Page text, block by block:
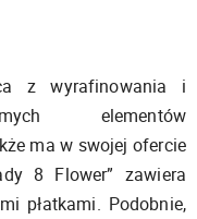
z wyrafinowania i
elementów
ma w swojej ofercie
8 Flower” zawiera
płatkami. Podobnie,